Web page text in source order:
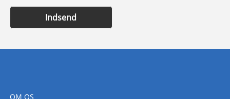
Indsend
OM OS